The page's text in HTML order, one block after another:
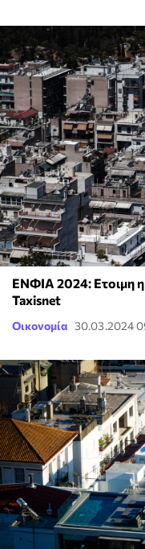
ΕΝΦΙΑ 2024: Ετοιμη
Taxisnet
Οικονομία 30.03.2024